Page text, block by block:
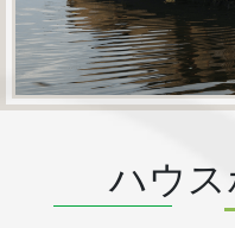
ハウ